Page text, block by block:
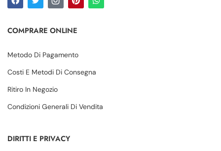
COMPRARE ONLINE
Metodo Di Pagamento
Costi E Metodi Di Consegna
Ritiro In Negozio
Condizioni Generali Di Vendita
DIRITTI E PRIVACY